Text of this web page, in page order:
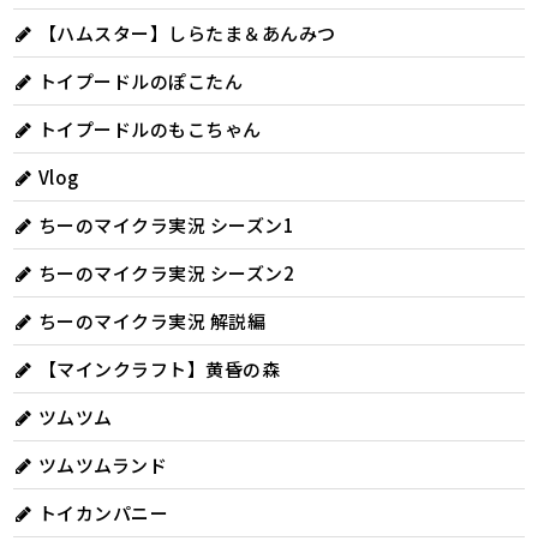
【ハムスター】しらたま＆あんみつ
トイプードルのぽこたん
トイプードルのもこちゃん
Vlog
ちーのマイクラ実況 シーズン1
ちーのマイクラ実況 シーズン2
ちーのマイクラ実況 解説編
【マインクラフト】黄昏の森
ツムツム
ツムツムランド
トイカンパニー